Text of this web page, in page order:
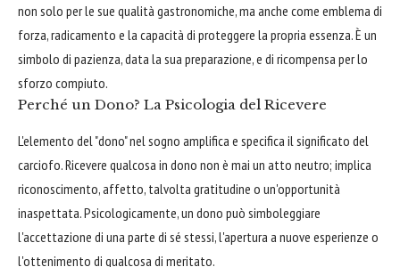
non solo per le sue qualità gastronomiche, ma anche come emblema di
forza, radicamento e la capacità di proteggere la propria essenza. È un
simbolo di pazienza, data la sua preparazione, e di ricompensa per lo
sforzo compiuto.
Perché un Dono? La Psicologia del Ricevere
L'elemento del "dono" nel sogno amplifica e specifica il significato del
carciofo. Ricevere qualcosa in dono non è mai un atto neutro; implica
riconoscimento, affetto, talvolta gratitudine o un'opportunità
inaspettata. Psicologicamente, un dono può simboleggiare
l'accettazione di una parte di sé stessi, l'apertura a nuove esperienze o
l'ottenimento di qualcosa di meritato.